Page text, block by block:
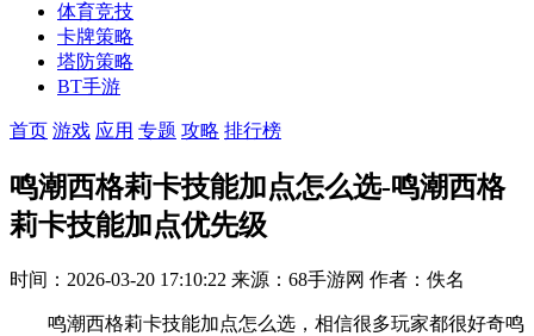
体育竞技
卡牌策略
塔防策略
BT手游
首页 游戏 应用 专题 攻略 排行榜
鸣潮西格莉卡技能加点怎么选-鸣潮西格
莉卡技能加点优先级
时间：2026-03-20 17:10:22 来源：68手游网 作者：佚名
鸣潮西格莉卡技能加点怎么选，相信很多玩家都很好奇鸣